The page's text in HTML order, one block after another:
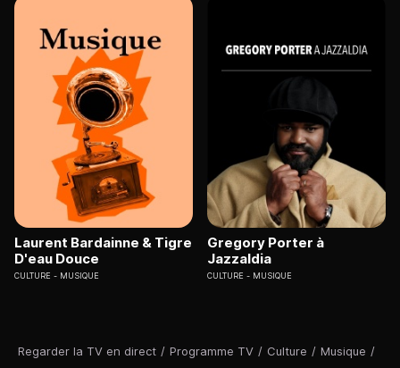
Regarder la TV en direct / Programme TV / Culture / Musique /
Laurent Bardainne & Tigre
D'eau Douce
CULTURE MUSIQUE
Gregory Porter à
Jazzaldia
CULTURE MUSIQUE